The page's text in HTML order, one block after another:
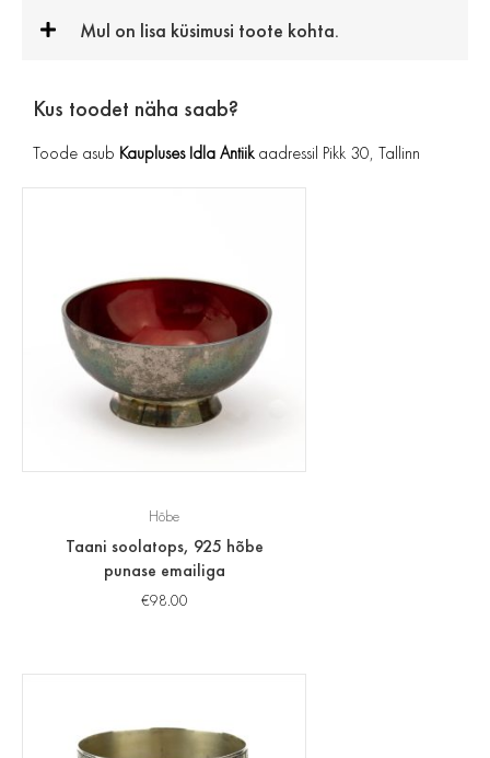
Mul on lisa küsimusi toote kohta.
Kus toodet näha saab?
Toode asub Kaupluses Idla Antiikaadressil Pikk 30, Tallinn
Hõbe
Taani soolatops, 925 hõbe
punase emailiga
€98.00